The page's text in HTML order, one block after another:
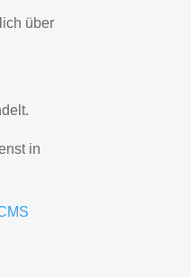
über
in